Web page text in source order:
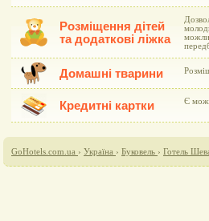
Розміщення дітей
та додаткові ліжка
Домашні тварини
Кредитні картки Є
GoHotels.com.ua › Україна › Буковель › Готель